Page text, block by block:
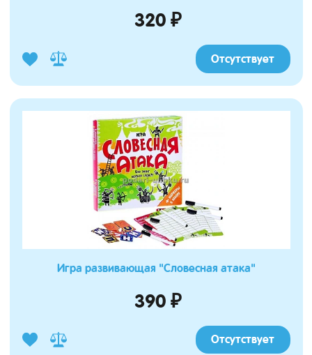
320 ₽
Отсутствует
Игра развивающая "Словесная атака"
390 ₽
Отсутствует